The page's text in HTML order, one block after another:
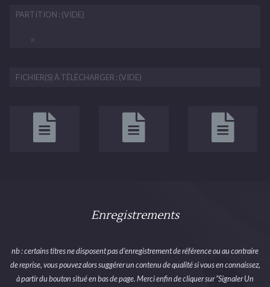
PARTITION : (VIDE)
FICHIER(S) À TÉLÉCHARGER : (VIDE)
Enregistrements
nb : certains titres ne disposent pas d’enregistrement de référence ou au contraire
de reprise, vous pouvez alors suggérer un contenu de qualité si vous en connaissez,
à partir du bouton situé en bas de page. Merci enfin de cliquer sur “Signaler Un